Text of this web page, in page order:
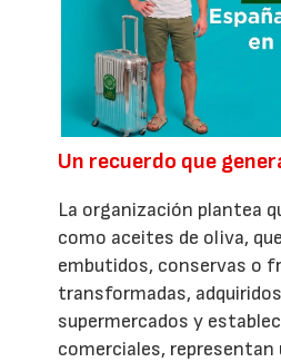
Un recuerdo que
La organización plantea
como aceites de oliva,
embutidos, conservas o
transformadas,
supermercados y
comerciales, representan